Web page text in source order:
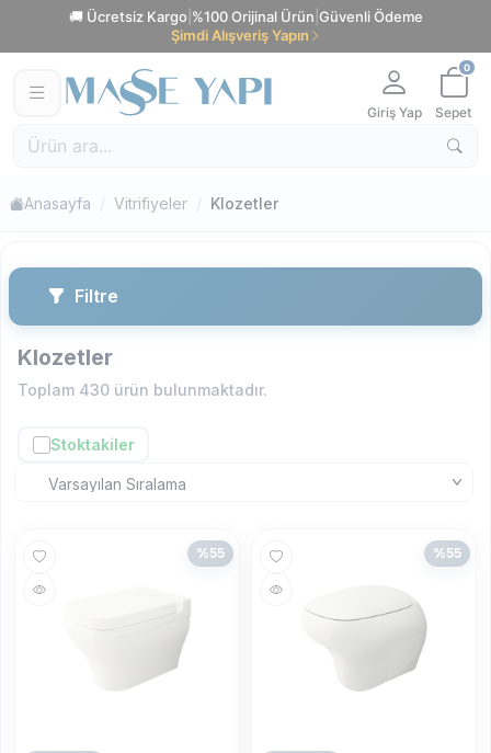
🚚 Ücretsiz Kargo %100 Orijinal Ürün Güvenli Ödeme
Şimdi Alışveriş Yapın
Giriş Yap
0
Sepet
Anasayfa Vitrifiyeler Klozetler
Filtre
Klozetler
Toplam 430 ürün bulunmaktadır.
Stoktakiler
%55 %55